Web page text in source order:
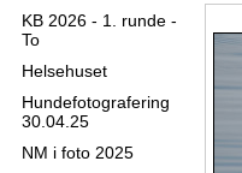
KB 2026 - 1. runde -
To
Helsehuset
Hundefotografering
30.04.25
NM i foto 2025